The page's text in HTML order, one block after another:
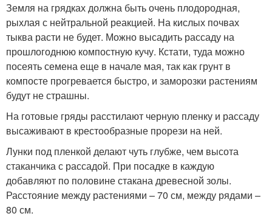
Земля на грядках должна быть очень плодородная,
рыхлая с нейтральной реакцией. На кислых почвах
тыква расти не будет. Можно высадить рассаду на
прошлогоднюю компостную кучу. Кстати, туда можно
посеять семена еще в начале мая, так как грунт в
компосте прогревается быстро, и заморозки растениям
будут не страшны.
На готовые гряды расстилают черную пленку и рассаду
высаживают в крестообразные прорези на ней.
Лунки под пленкой делают чуть глубже, чем высота
стаканчика с рассадой. При посадке в каждую
добавляют по половине стакана древесной золы.
Расстояние между растениями – 70 см, между рядами –
80 см.